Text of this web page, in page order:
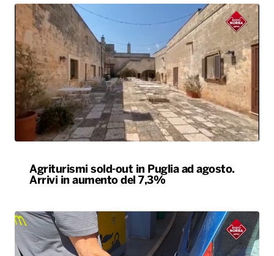
Agriturismi sold-out in Puglia ad agosto.
Arrivi in aumento del 7,3%